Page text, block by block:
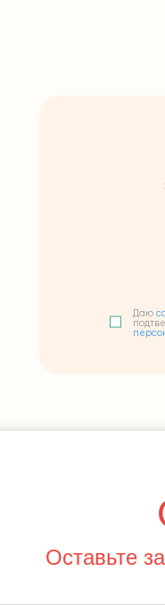
Даю
Оставьте